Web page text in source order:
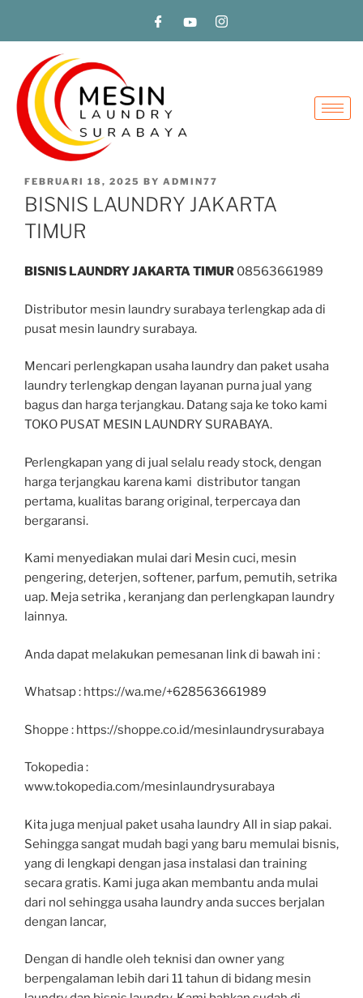
FEBRUARI 18, 2025 BY ADMIN77
BISNIS LAUNDRY JAKARTA
TIMUR
BISNIS LAUNDRY JAKARTA TIMUR 08563661989
Distributor mesin laundry surabaya terlengkap ada di
pusat mesin laundry surabaya.
Mencari perlengkapan usaha laundry dan paket usaha
laundry terlengkap dengan layanan purna jual yang
bagus dan harga terjangkau. Datang saja ke toko kami
TOKO PUSAT MESIN LAUNDRY SURABAYA.
Perlengkapan yang di jual selalu ready stock, dengan
harga terjangkau karena kami distributor tangan
pertama, kualitas barang original, terpercaya dan
bergaransi.
Kami menyediakan mulai dari Mesin cuci, mesin
pengering, deterjen, softener, parfum, pemutih, setrika
uap. Meja setrika , keranjang dan perlengkapan laundry
lainnya.
Anda dapat melakukan pemesanan link di bawah ini :
Whatsap : https://wa.me/+628563661989
Shoppe : https://shoppe.co.id/mesinlaundrysurabaya
Tokopedia :
www.tokopedia.com/mesinlaundrysurabaya
Kita juga menjual paket usaha laundry All in siap pakai.
Sehingga sangat mudah bagi yang baru memulai bisnis,
yang di lengkapi dengan jasa instalasi dan training
secara gratis. Kami juga akan membantu anda mulai
dari nol sehingga usaha laundry anda succes berjalan
dengan lancar,
Dengan di handle oleh teknisi dan owner yang
berpengalaman lebih dari 11 tahun di bidang mesin